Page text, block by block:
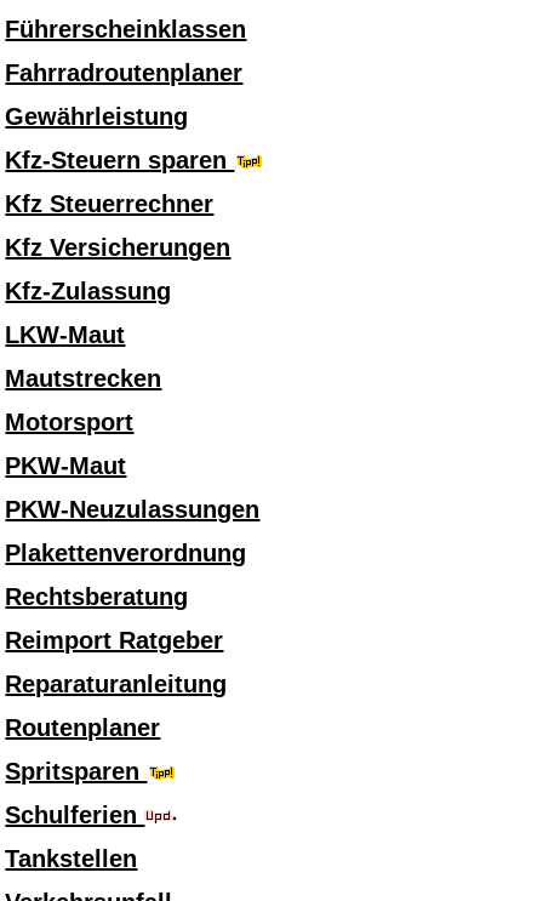
Führerscheinklassen
Fahrradroutenplaner
Gewährleistung
Kfz-Steuern sparen
Kfz Steuerrechner
Kfz Versicherungen
Kfz-Zulassung
LKW-Maut
Mautstrecken
Motorsport
PKW-Maut
PKW-Neuzulassungen
Plakettenverordnung
Rechtsberatung
Reimport Ratgeber
Reparaturanleitung
Routenplaner
Spritsparen
Schulferien
Tankstellen